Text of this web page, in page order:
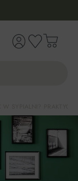
klientów